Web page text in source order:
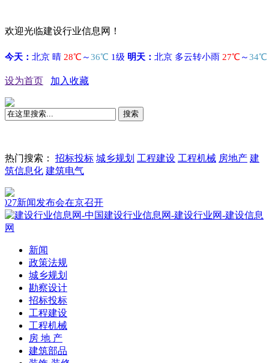
欢迎光临建设行业信息网！
设为首页 加入收藏
搜索
热门搜索： 招标投标 城乡规划 工程建设 工程机械 房地产 建
筑信息化 建筑电气
发布会在京召开
新闻
政策法规
城乡规划
勘察设计
招标投标
工程建设
工程机械
房 地 产
建筑部品